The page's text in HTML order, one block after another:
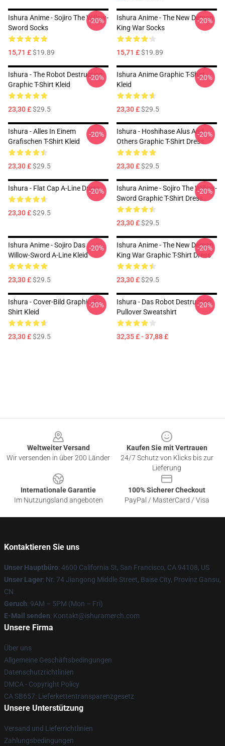
Ishura Anime - Sojiro The Willow-
Sword Socks
15,71 £$19.89
-20%
Ishura Anime - The New Demon
King War Socks
15,71 £$19.89
-20%
Ishura - The Robot Destruction
Graphic T-Shirt Kleid
23,30 £$29.5
-20%
Ishura Anime Graphic T-Shirt
Kleid
23,30 £$29.5
-20%
Ishura - Alles In Einem
Grafischen T-Shirt Kleid
23,30 £$29.5
-20%
Ishura - Hoshihase Alus And
Others Graphic T-Shirt Dress
23,30 £$29.5
-20%
Ishura - Flat Cap A-Line Dress
23,30 £$29.5
-20%
Ishura Anime - Sojiro The Willow-
Sword Graphic T-Shirt Dress
23,30 £$29.5
-20%
Ishura Anime - Sojiro Das
Willow-Sword A-Line Kleid
23,30 £$29.5
-20%
Ishura Anime - The New Demon
King War Graphic T-Shirt Dress
23,30 £$29.5
-20%
Ishura - Cover-Bild Graphic T-
Shirt Kleid
23,30 £$29.5
-20%
Ishura - Das Robot Destruction
Pullover Sweatshirt
32,35 £ - 37,88 £
-20%
Weltweiter Versand
Wir versenden in über 200 Länder
Kaufen Sie mit Vertrauen
24/7 Schutz von Klicks bis zur
Lieferung
Internationale Garantie
Im Nutzungsland angeboten
100% Sicherer Checkout
PayPal / MasterCard / Visa
Kontaktieren Sie uns
Unser Hauptbüro: 4600 California St, San Francisco, CA 94108, US
Unser Lager: Nr. 74 Jiangong Middle Street, Baise City, Provinz Gansu,
CN
Geruch: 9AM – 5PM (Mon – Fri)
E-Mail senden: Kontakt@ishuramerch.com
Unsere Firma
Über uns
Allgemeine Geschäftsbedingungen
Datenschutzrichtlinien
DMCA - Copyright Policy
CA SB657: Lieferkettentransparenzgesetz
Unsere Unterstützung
Versand und Lieferrichtlinien
Zahlungsbedingungen